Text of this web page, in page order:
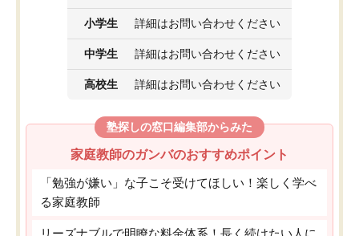
小学生 詳細はお問い合わせください
中学生 詳細はお問い合わせください
高校生 詳細はお問い合わせください
塾探しの窓口編集部からみた
家庭教師のガンバのおすすめポイント
「勉強が嫌い」な子こそ受けてほしい！楽しく学べ
る家庭教師